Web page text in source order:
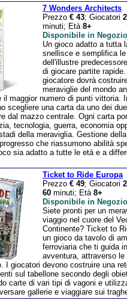
7 Wonders Architects
Prezzo € 43; Giocatori
minuti; Età 8+
Disponibile in
Un gioco adatto a tutta
snellisce e semplifica
dell'illustre
di giocare partite rapide.
giocatore dovrà
meraviglie del mondo
il maggior numero di punti vittoria.
scegliere una carta da uno dei
dal mazzo centrale. Ogni carta
tecnologia, guerra, economia
della meraviglia. Gestione
che riassumono abilità
sia adatto a tutte le età e a
Ticket to Ride Europa
Prezzo € 49; Giocatori
60 minuti; Età 8+
Disponibile in
Siete pronti per un
viaggio nel cuore del
Continente? Ticket to
un gioco da tavolo di
ferroviaria che ti guida
avventura, attraverso le
I giocatori devono costruire una
sul tabellone secondo degli
carte di vari tipi di vagoni e
gallerie e viaggiare sui